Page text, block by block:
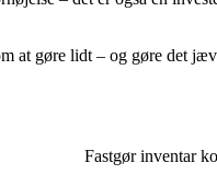
at gøre lidt – og gøre det
Fastgør inventar